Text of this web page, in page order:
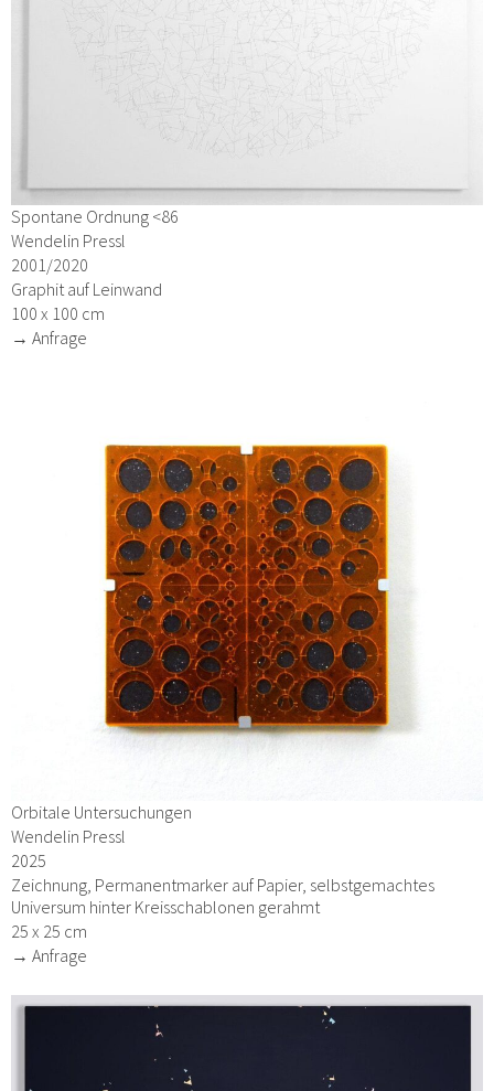
Spontane Ordnung <86
Wendelin Pressl
2001/2020
Graphit auf Leinwand
100 x 100 cm
→ Anfrage
Orbitale Untersuchungen
Wendelin Pressl
2025
Zeichnung, Permanentmarker auf Papier, selbstgemachtes
Universum hinter Kreisschablonen gerahmt
25 x 25 cm
→ Anfrage